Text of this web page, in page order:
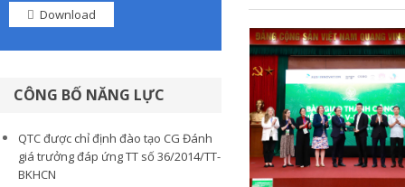
Download
CÔNG BỐ NĂNG LỰC
QTC được chỉ định đào tạo CG Đánh
giá trưởng đáp ứng TT số 36/2014/TT-
BKHCN